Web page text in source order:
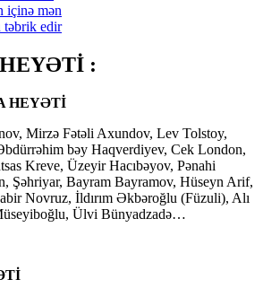
içinə mən
təbrik edir
:
HEYƏTİ
Mirzə Fətəli Axundov, Lev Tolstoy,
bəy Haqverdiyev, Cek London,
Kreve, Üzeyir Hacıbəyov, Pənahi
Şəhriyar, Bayram Bayramov, Hüseyn Arif,
Novruz, İldırım Əkbəroğlu (Füzuli), Alı
Ülvi Bünyadzadə…